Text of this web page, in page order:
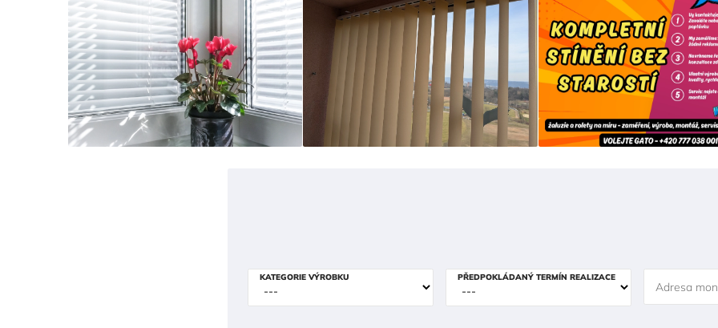
KATEGORIE VÝROBKU PŘEDPOKLÁDANÝ TERMÍN REALIZACE
Adresa